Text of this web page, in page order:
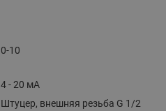
0-10
4 - 20 мА
Штуцер, внешняя резьба G 1/2